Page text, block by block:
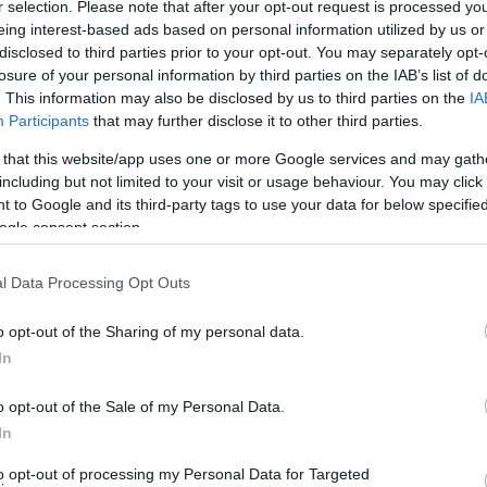
selection. Please note that after your opt-out request is processed
interest-based ads based on personal information utilized by us
to third parties prior to your opt-out. You may separately
of your personal information by third parties on the IAB’s list of
This information may also be disclosed by us to third parties on the
Participants that may further disclose it to other third parties.
that this website/app uses one or more Google services and may
but not limited to your visit or usage behaviour. You may
to Google and its third-party tags to use your data for below
consent section.
Data Processing Opt Outs
opt-out of the Sharing of my personal data.
opt-out of the Sale of my Personal Data.
opt-out of processing my Personal Data for Targeted
ανακοινώνουμε τη συμμετοχή της Φιλαρμονικής
που θα διεξαχθεί στην Αθήνα 10 -11
καθώς και την web αφίσα. Θα ήταν μεγάλη μας τιμή